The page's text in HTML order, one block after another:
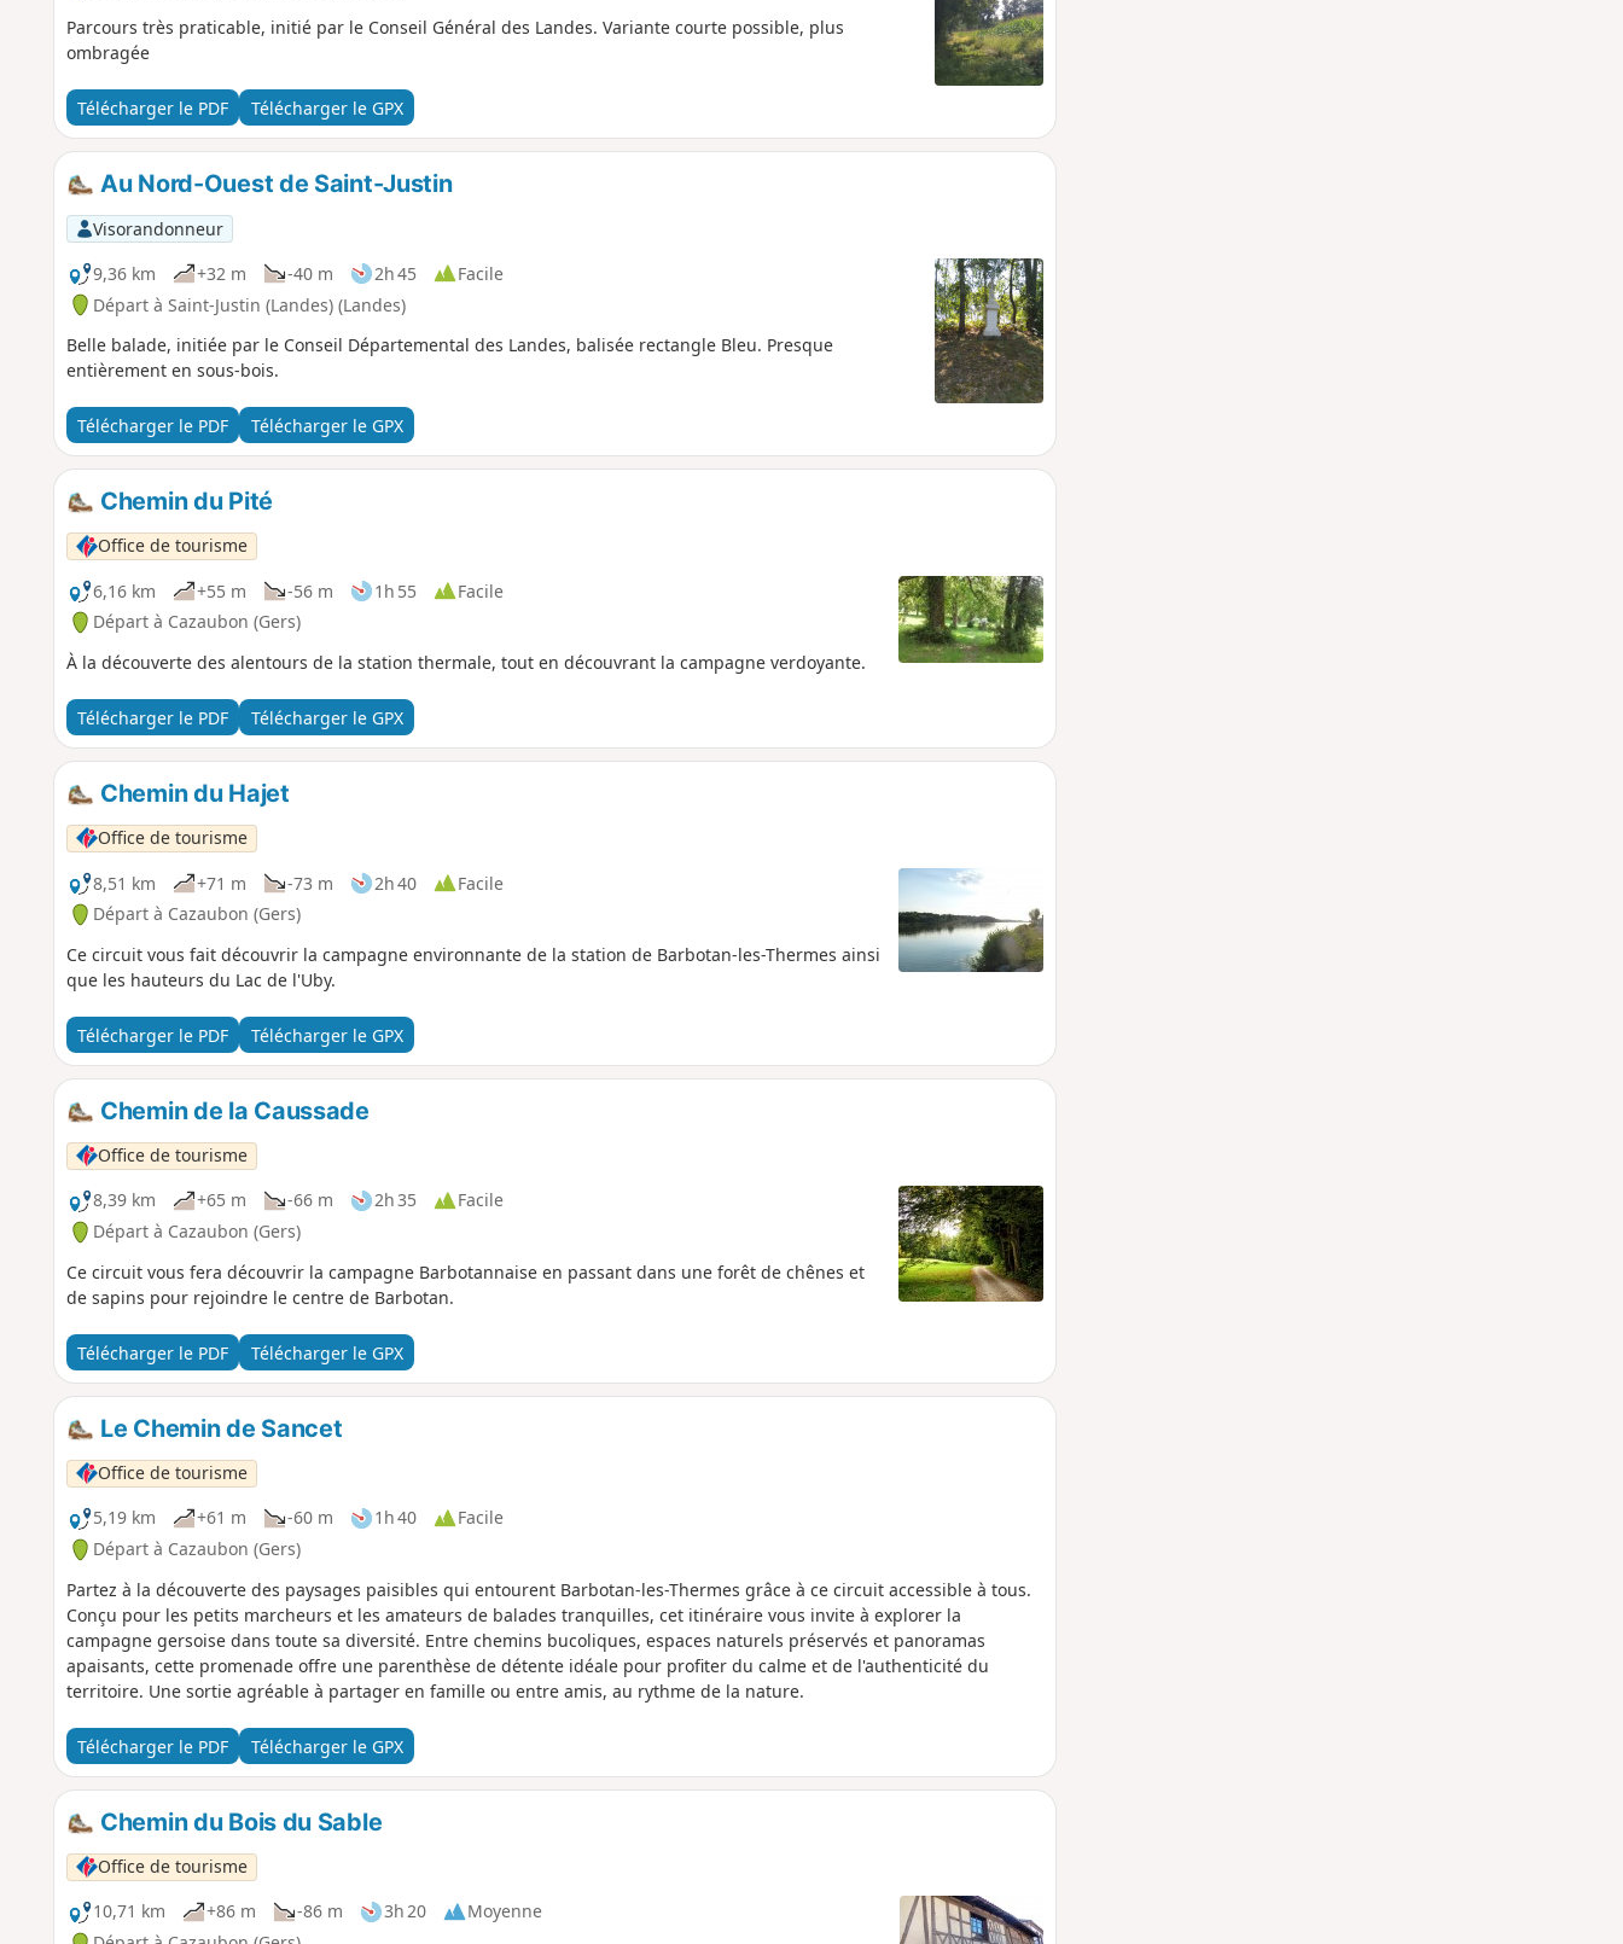
Parcours très praticable, initié par le Conseil Général des Landes. Variante courte possible, plus
ombragée
Télécharger le PDF Télécharger le GPX
Au Nord-Ouest de Saint-Justin
Visorandonneur
9,36 km
+32 m -40 m 2h 45
Facile
Départ à Saint-Justin (Landes) (Landes)
Belle balade, initiée par le Conseil Départemental des Landes, balisée rectangle Bleu. Presque
entièrement en sous-bois.
Télécharger le PDF Télécharger le GPX
Chemin du Pité
Office de tourisme
6,16 km
+55 m -56 m 1h 55
Facile
Départ à Cazaubon (Gers)
À la découverte des alentours de la station thermale, tout en découvrant la campagne verdoyante.
Télécharger le PDF Télécharger le GPX
Chemin du Hajet
Office de tourisme
8,51 km
+71 m -73 m 2h 40
Facile
Départ à Cazaubon (Gers)
Ce circuit vous fait découvrir la campagne environnante de la station de Barbotan-les-Thermes ainsi
que les hauteurs du Lac de l'Uby.
Télécharger le PDF Télécharger le GPX
Chemin de la Caussade
Office de tourisme
8,39 km
+65 m -66 m 2h 35
Facile
Départ à Cazaubon (Gers)
Ce circuit vous fera découvrir la campagne Barbotannaise en passant dans une forêt de chênes et
de sapins pour rejoindre le centre de Barbotan.
Télécharger le PDF Télécharger le GPX
Le Chemin de Sancet
Office de tourisme
5,19 km
+61 m -60 m 1h 40
Facile
Départ à Cazaubon (Gers)
Partez à la découverte des paysages paisibles qui entourent Barbotan-les-Thermes grâce à ce circuit accessible à tous.
Conçu pour les petits marcheurs et les amateurs de balades tranquilles, cet itinéraire vous invite à explorer la
campagne gersoise dans toute sa diversité. Entre chemins bucoliques, espaces naturels préservés et panoramas
apaisants, cette promenade offre une parenthèse de détente idéale pour profiter du calme et de l'authenticité du
territoire. Une sortie agréable à partager en famille ou entre amis, au rythme de la nature.
Télécharger le PDF Télécharger le GPX
Chemin du Bois du Sable
Office de tourisme
10,71 km
+86 m -86 m 3h 20
Moyenne